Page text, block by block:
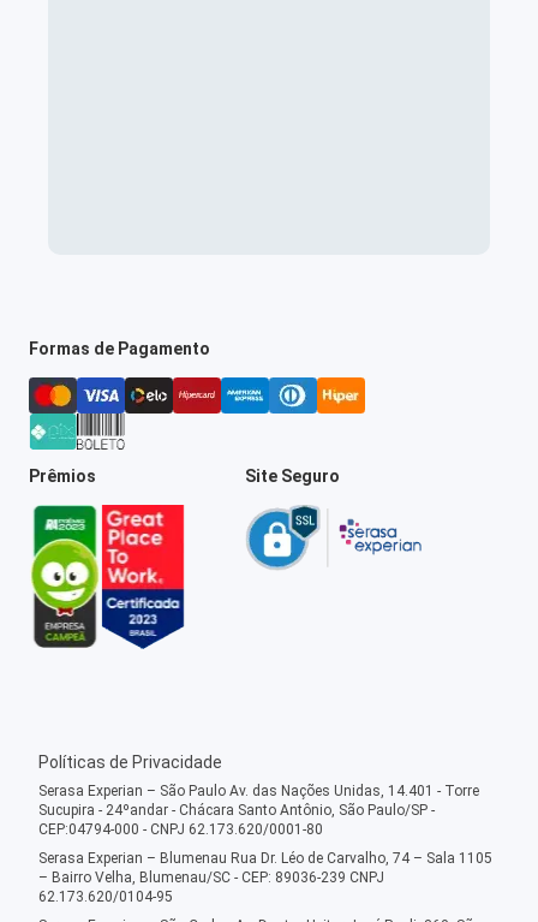
Formas de Pagamento
Prêmios Site Seguro
Políticas de Privacidade
Serasa Experian – São Paulo Av. das Nações Unidas, 14.401 - Torre
Sucupira - 24ºandar - Chácara Santo Antônio, São Paulo/SP -
CEP:04794-000 - CNPJ 62.173.620/0001-80
Serasa Experian – Blumenau Rua Dr. Léo de Carvalho, 74 – Sala 1105
– Bairro Velha, Blumenau/SC - CEP: 89036-239 CNPJ
62.173.620/0104-95